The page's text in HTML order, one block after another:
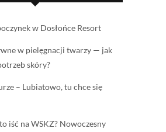
w Dosłońce Resort
w pielęgnacji twarzy — jak
skóry?
– Lubiatowo, tu chce się
iść na WSKZ? Nowoczesny